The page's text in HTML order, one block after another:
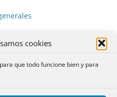
cookies
que todo funcione bien y para
intelectual